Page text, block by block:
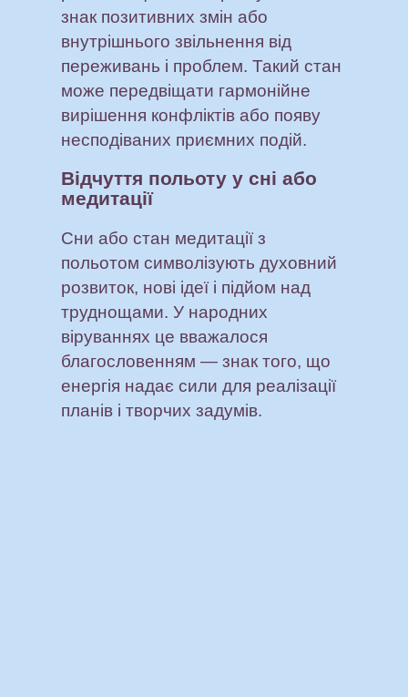
знак позитивних змін або
внутрішнього звільнення від
переживань і проблем. Такий стан
може передвіщати гармонійне
вирішення конфліктів або появу
несподіваних приємних подій.
Відчуття польоту у сні або
медитації
Сни або стан медитації з
польотом символізують духовний
розвиток, нові ідеї і підйом над
труднощами. У народних
віруваннях це вважалося
благословенням — знак того, що
енергія надає сили для реалізації
планів і творчих задумів.